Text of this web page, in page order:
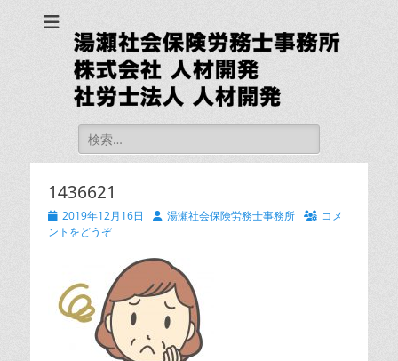
湯瀬社会保険労務士
事務所 社労士法人
人材開発
検
索:
1436621
投
稿
2019年12月16日
投 湯瀬社会保険労務士事務所
コメ
ントをどうぞ